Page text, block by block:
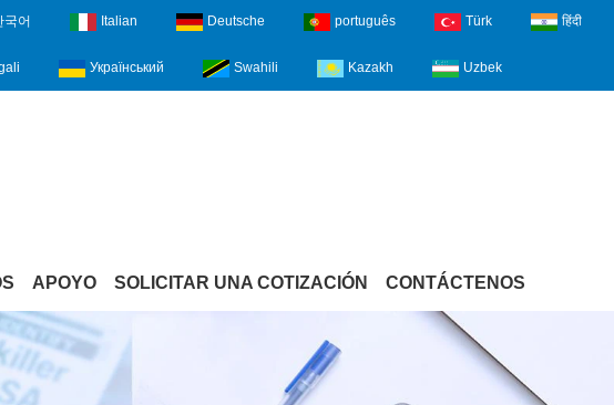
국어 Italian Deutsche português Türk हिंदी
Український Swahili Kazakh Uzbek
APOYO SOLICITAR UNA COTIZACIÓN CONTÁCTENOS